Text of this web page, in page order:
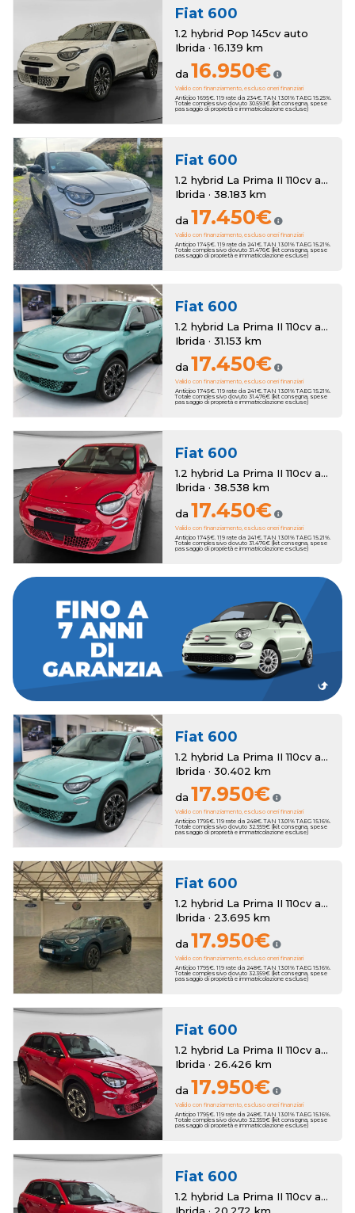
Fiat 600
1.2 hybrid Pop 145cv auto
Ibrida · 16.139 km
da 16.950€
Valido con finanziamento, escluso oneri finanziari
Anticipo 1695€. 119 rate da 234€. TAN 13.01% TAEG 15.25%.
Totale complessivo dovuto 30.593€ (kit consegna, spese
passaggio di proprietà e immatricolazione escluse)
Fiat 600
1.2 hybrid La Prima II 110cv auto
Ibrida · 38.183 km
da 17.450€
Valido con finanziamento, escluso oneri finanziari
Anticipo 1745€. 119 rate da 241€. TAN 13.01% TAEG 15.21%.
Totale complessivo dovuto 31.476€ (kit consegna, spese
passaggio di proprietà e immatricolazione escluse)
Fiat 600
1.2 hybrid La Prima II 110cv auto
Ibrida · 31.153 km
da 17.450€
Valido con finanziamento, escluso oneri finanziari
Anticipo 1745€. 119 rate da 241€. TAN 13.01% TAEG 15.21%.
Totale complessivo dovuto 31.476€ (kit consegna, spese
passaggio di proprietà e immatricolazione escluse)
Fiat 600
1.2 hybrid La Prima II 110cv auto
Ibrida · 38.538 km
da 17.450€
Valido con finanziamento, escluso oneri finanziari
Anticipo 1745€. 119 rate da 241€. TAN 13.01% TAEG 15.21%.
Totale complessivo dovuto 31.476€ (kit consegna, spese
passaggio di proprietà e immatricolazione escluse)
Le vetture km zero godono di due anni di garanzia di casa
madre, al pari delle auto nuove, mentre sui modelli usati
beneficerai di un anno di garanzia Romana Auto.
In entrambi i casi, al momento dell'acquisto, puoi scegliere di
estendere la copertura fino a 7 anni.
Fiat 600
1.2 hybrid La Prima II 110cv auto
Ibrida · 30.402 km
da 17.950€
Valido con finanziamento, escluso oneri finanziari
Anticipo 1795€. 119 rate da 248€. TAN 13.01% TAEG 15.16%.
Totale complessivo dovuto 32.359€ (kit consegna, spese
passaggio di proprietà e immatricolazione escluse)
Fiat 600
1.2 hybrid La Prima II 110cv auto
Ibrida · 23.695 km
da 17.950€
Valido con finanziamento, escluso oneri finanziari
Anticipo 1795€. 119 rate da 248€. TAN 13.01% TAEG 15.16%.
Totale complessivo dovuto 32.359€ (kit consegna, spese
passaggio di proprietà e immatricolazione escluse)
Fiat 600
1.2 hybrid La Prima II 110cv auto
Ibrida · 26.426 km
da 17.950€
Valido con finanziamento, escluso oneri finanziari
Anticipo 1795€. 119 rate da 248€. TAN 13.01% TAEG 15.16%.
Totale complessivo dovuto 32.359€ (kit consegna, spese
passaggio di proprietà e immatricolazione escluse)
Fiat 600
1.2 hybrid La Prima II 110cv auto
Ibrida · 20.272 km